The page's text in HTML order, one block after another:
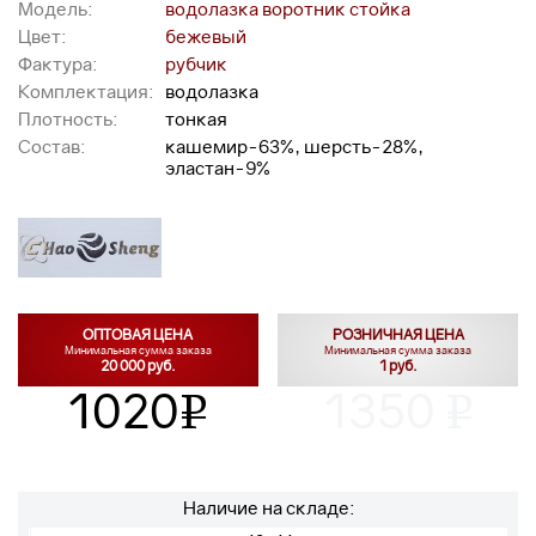
Модель:
водолазка воротник стойка
Цвет:
бежевый
Фактура:
рубчик
Комплектация:
водолазка
Плотность:
тонкая
Состав:
кашемир-63%, шерсть-28%,
эластан-9%
ОПТОВАЯ ЦЕНА
Минимальная сумма заказа
20 000 руб.
1020v
РОЗНИЧНАЯ ЦЕНА
Минимальная сумма заказа
1 руб.
Наличие на складе: